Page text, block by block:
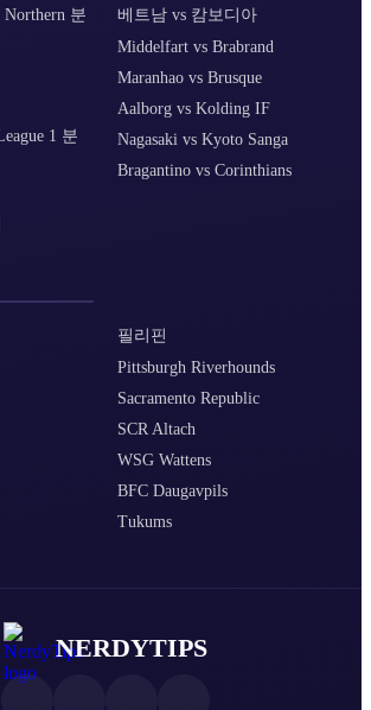
Northern 분
1 분
베트남 vs 캄보디아
Middelfart vs Brabrand
Maranhao vs Brusque
Aalborg vs Kolding IF
Nagasaki vs Kyoto Sanga
Bragantino vs Corinthians
필리핀
Pittsburgh Riverhounds
Sacramento Republic
SCR Altach
WSG Wattens
BFC Daugavpils
Tukums
NERDYTIPS